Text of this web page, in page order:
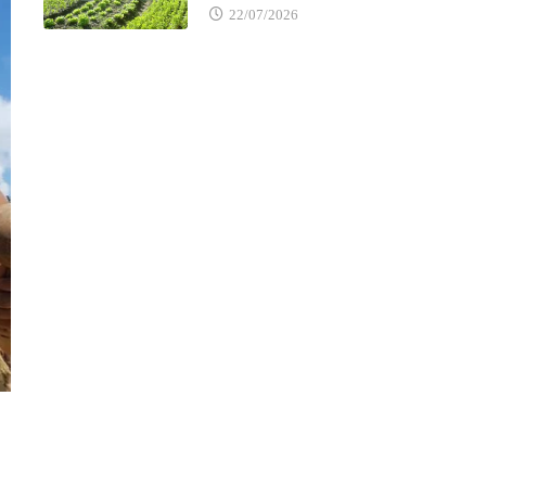
22/07/2026